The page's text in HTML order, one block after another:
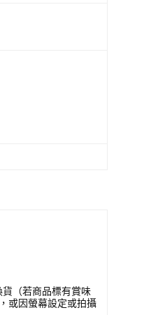
（若商品標有賞味
或因螢幕設定或拍攝